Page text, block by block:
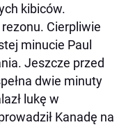
kibiców.
Cierpliwie
minucie Paul
Jeszcze przed
dwie minuty
lukę w
Kanadę na